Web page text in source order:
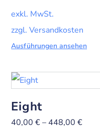
exkl. MwSt.
zzgl. Versandkosten
Ausführungen ansehen
Eight
40,00€– 448,00€